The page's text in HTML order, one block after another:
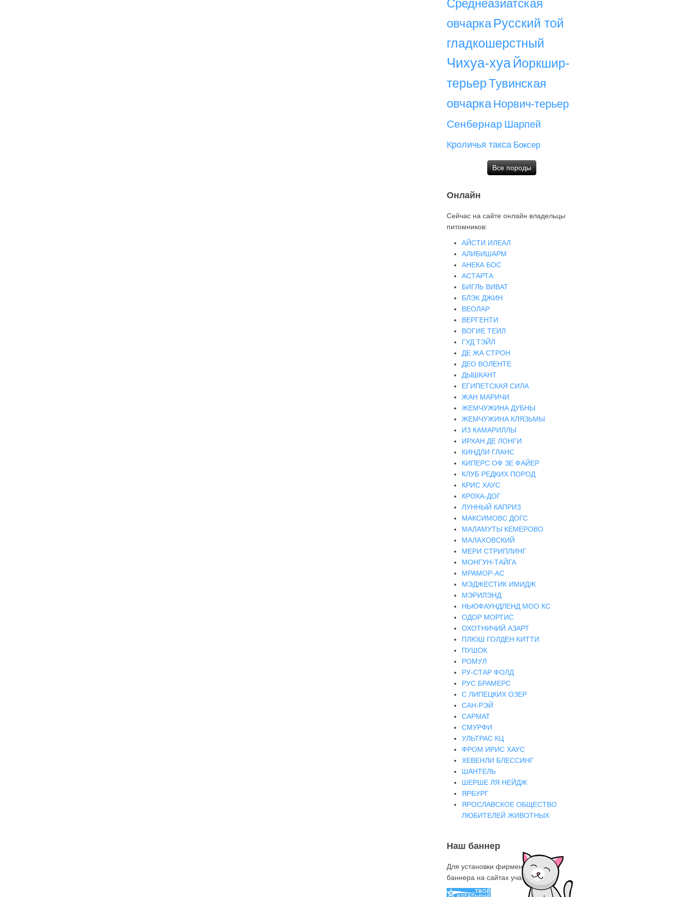
Среднеазиатская
овчарка Русский той
гладкошерстный
Чихуа-хуа Йоркшир-
терьерТувинская
овчарка Норвич-терьер
Сенбернар Шарпей
Кроличья такса Боксер
Все породы
Онлайн
Сейчас на сайте онлайн владельцы
питомников:
АЙСТИ ИЛЕАЛ
АЛИБИШАРМ
АНЕКА БОС
АСТАРТА
БИГЛЬ ВИВАТ
БЛЭК ДЖИН
ВЕОЛАР
ВЕРГЕНТИ
ВОГИЕ ТЕИЛ
ГУД ТЭЙЛ
ДЕ ЖА СТРОН
ДЕО ВОЛЕНТЕ
ДЫШКАНТ
ЕГИПЕТСКАЯ СИЛА
ЖАН МАРИЧИ
ЖЕМЧУЖИНА ДУБНЫ
ЖЕМЧУЖИНА КЛЯЗЬМЫ
ИЗ КАМАРИЛЛЫ
ИРХАН ДЕ ЛОНГИ
КИНДЛИ ГЛАНС
КИПЕРС ОФ ЗЕ ФАЙЕР
КЛУБ РЕДКИХ ПОРОД
КРИС ХАУС
КРОХА-ДОГ
ЛУННЫЙ КАПРИЗ
МАКСИМОВС ДОГС
МАЛАМУТЫ КЕМЕРОВО
МАЛАХОВСКИЙ
МЕРИ СТРИПЛИНГ
МОНГУН-ТАЙГА
МРАМОР-АС
МЭДЖЕСТИК ИМИДЖ
МЭРИЛЭНД
НЬЮФАУНДЛЕНД МОО КС
ОДОР МОРТИС
ОХОТНИЧИЙ АЗАРТ
ПЛЮШ ГОЛДЕН КИТТИ
ПУШОК
РОМУЛ
РУ-СТАР ФОЛД
РУС БРАМЕРС
С ЛИПЕЦКИХ ОЗЕР
САН-РЭЙ
САРМАТ
СМУРФИ
УЛЬТРАС КЦ
ФРОМ ИРИС ХАУС
ХЕВЕНЛИ БЛЕССИНГ
ШАНТЕЛЬ
ШЕРШЕ ЛЯ НЕЙДЖ
ЯРБУРГ
ЯРОСЛАВСКОЕ ОБЩЕСТВО
ЛЮБИТЕЛЕЙ ЖИВОТНЫХ
Наш баннер
Для установки фирменного знака-
баннера на сайтах участниках